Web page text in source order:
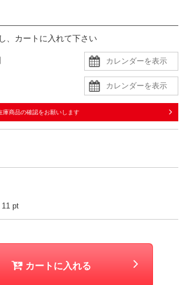
、カートに入れて下さい
庫商品の確認をお願いします
11 pt
カートに入れる